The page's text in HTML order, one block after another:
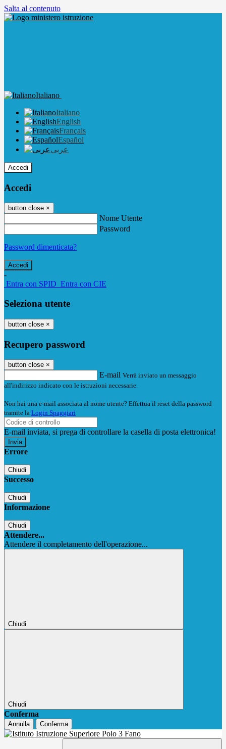
Salta al contenuto
Italiano
Italiano
English
Français
Español
عربى
Accedi
Accedi
button close ×
Nome Utente
Password
Password dimenticata?
-
Entra con SPID Entra con CIE
Seleziona utente
button close ×
Recupero password
button close ×
E-mail Verrà inviato un messaggio
all'indirizzo indicato con le istruzioni necessarie.
Non hai una e-mail associata al nome utente? Effettua il reset della password
tramite la Login Spaggiari
E-mail inviata, si prega di controllare la casella di posta elettronica!
Errore
Chiudi
Successo
Chiudi
Informazione
Chiudi
Attendere...
Attendere il completamento dell'operazione...
Chiudi
Chiudi
Conferma
Annulla Conferma